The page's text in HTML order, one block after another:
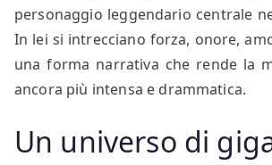
personaggio leggendario centrale
In lei si intrecciano forza, onore,
una forma narrativa che rende la
ancora più intensa e drammatica.
Un universo di